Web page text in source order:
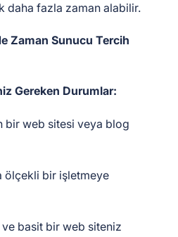
daha fazla zaman alabilir.
Zaman Sunucu Tercih
Gereken Durumlar:
bir web sitesi veya blog
ölçekli bir işletmeye
basit bir web siteniz